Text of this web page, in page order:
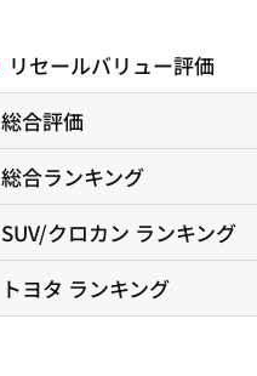
リセールバリュー評価
総合評価
総合ランキング
SUV/クロカン ランキング
トヨタ ランキング